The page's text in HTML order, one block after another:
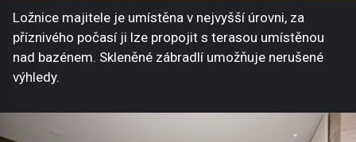
Ložnice majitele je umístěna v nejvyšší úrovni, za
příznivého počasí ji lze propojit s terasou umístěnou
nad bazénem. Skleněné zábradlí umožňuje nerušené
výhledy.